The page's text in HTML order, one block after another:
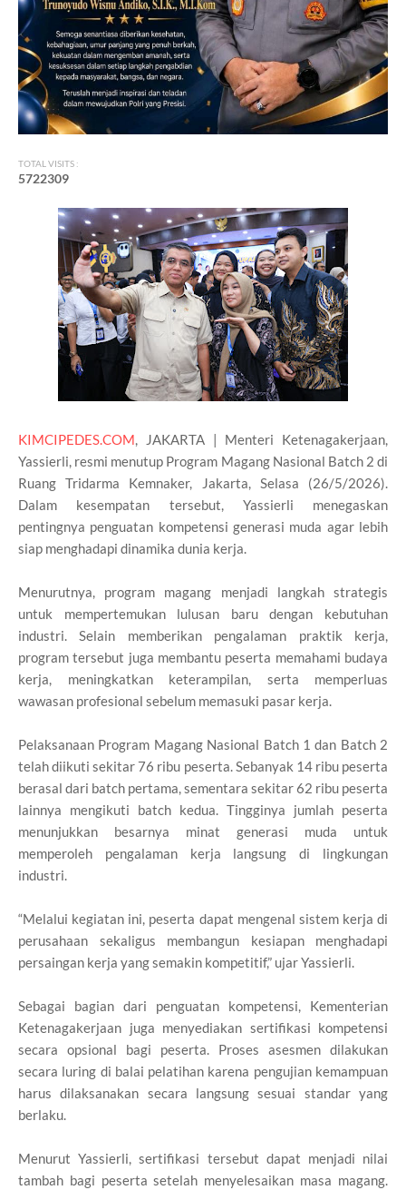
TOTAL VISITS :
5722309
KIMCIPEDES.COM, JAKARTA | Menteri Ketenagakerjaan,
Yassierli, resmi menutup Program Magang Nasional Batch 2 di
Ruang Tridarma Kemnaker, Jakarta, Selasa (26/5/2026).
Dalam kesempatan tersebut, Yassierli menegaskan
pentingnya penguatan kompetensi generasi muda agar lebih
siap menghadapi dinamika dunia kerja.
Menurutnya, program magang menjadi langkah strategis
untuk mempertemukan lulusan baru dengan kebutuhan
industri. Selain memberikan pengalaman praktik kerja,
program tersebut juga membantu peserta memahami budaya
kerja, meningkatkan keterampilan, serta memperluas
wawasan profesional sebelum memasuki pasar kerja.
Pelaksanaan Program Magang Nasional Batch 1 dan Batch 2
telah diikuti sekitar 76 ribu peserta. Sebanyak 14 ribu peserta
berasal dari batch pertama, sementara sekitar 62 ribu peserta
lainnya mengikuti batch kedua. Tingginya jumlah peserta
menunjukkan besarnya minat generasi muda untuk
memperoleh pengalaman kerja langsung di lingkungan
industri.
“Melalui kegiatan ini, peserta dapat mengenal sistem kerja di
perusahaan sekaligus membangun kesiapan menghadapi
persaingan kerja yang semakin kompetitif,” ujar Yassierli.
Sebagai bagian dari penguatan kompetensi, Kementerian
Ketenagakerjaan juga menyediakan sertifikasi kompetensi
secara opsional bagi peserta. Proses asesmen dilakukan
secara luring di balai pelatihan karena pengujian kemampuan
harus dilaksanakan secara langsung sesuai standar yang
berlaku.
Menurut Yassierli, sertifikasi tersebut dapat menjadi nilai
tambah bagi peserta setelah menyelesaikan masa magang.